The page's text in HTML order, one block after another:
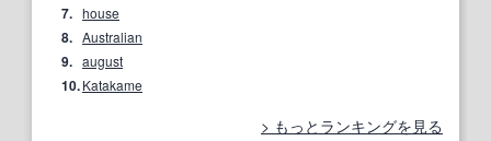
7. house
8. Australian
9. august
10.Katakame
もっとランキングを見る